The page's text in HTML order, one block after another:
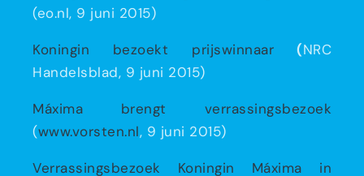
(eo.nl, 9 juni 2015)
Koningin bezoekt prijswinnaar (NRC
Handelsblad, 9 juni 2015)
Máxima brengt verrassingsbezoek
(www.vorsten.nl, 9 juni 2015)
Verrassingsbezoek Koningin Máxima in